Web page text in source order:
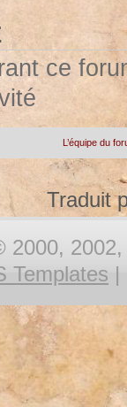
ce
L’équipe du
Traduit
2000, 2002,
Templates |